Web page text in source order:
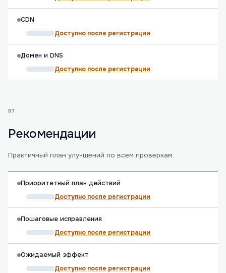
CDN
Доступно после регистрации
Домен и DNS
Доступно после регистрации
07
Рекомендации
Практичный план улучшений по всем проверкам.
Приоритетный план действий
Доступно после регистрации
Пошаговые исправления
Доступно после регистрации
Ожидаемый эффект
Доступно после регистрации